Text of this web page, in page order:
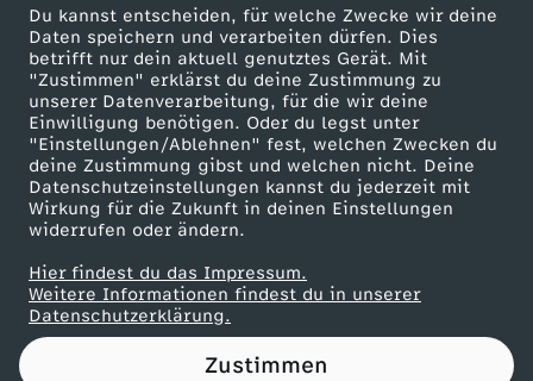
Du kannst entscheiden, für welche Zwecke wir deine
Daten speichern und verarbeiten dürfen. Dies
betrifft nur dein aktuell genutztes Gerät. Mit
"Zustimmen" erklärst du deine Zustimmung zu
unserer Datenverarbeitung, für die wir deine
Einwilligung benötigen. Oder du legst unter
"Einstellungen/Ablehnen" fest, welchen Zwecken du
deine Zustimmung gibst und welchen nicht. Deine
Datenschutzeinstellungen kannst du jederzeit mit
Wirkung für die Zukunft in deinen Einstellungen
widerrufen oder ändern.
Hier findest du das Impressum.
Weitere Informationen findest du in unserer
Datenschutzerklärung.
Zustimmen
n
T
y
p
e
n
ZDF goes Schule
Werbefernsehen
Mainzelmännchen
Partner